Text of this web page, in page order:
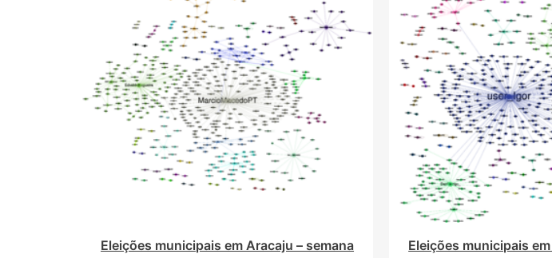
Eleições municipais em Aracaju – semana
Eleições municipais